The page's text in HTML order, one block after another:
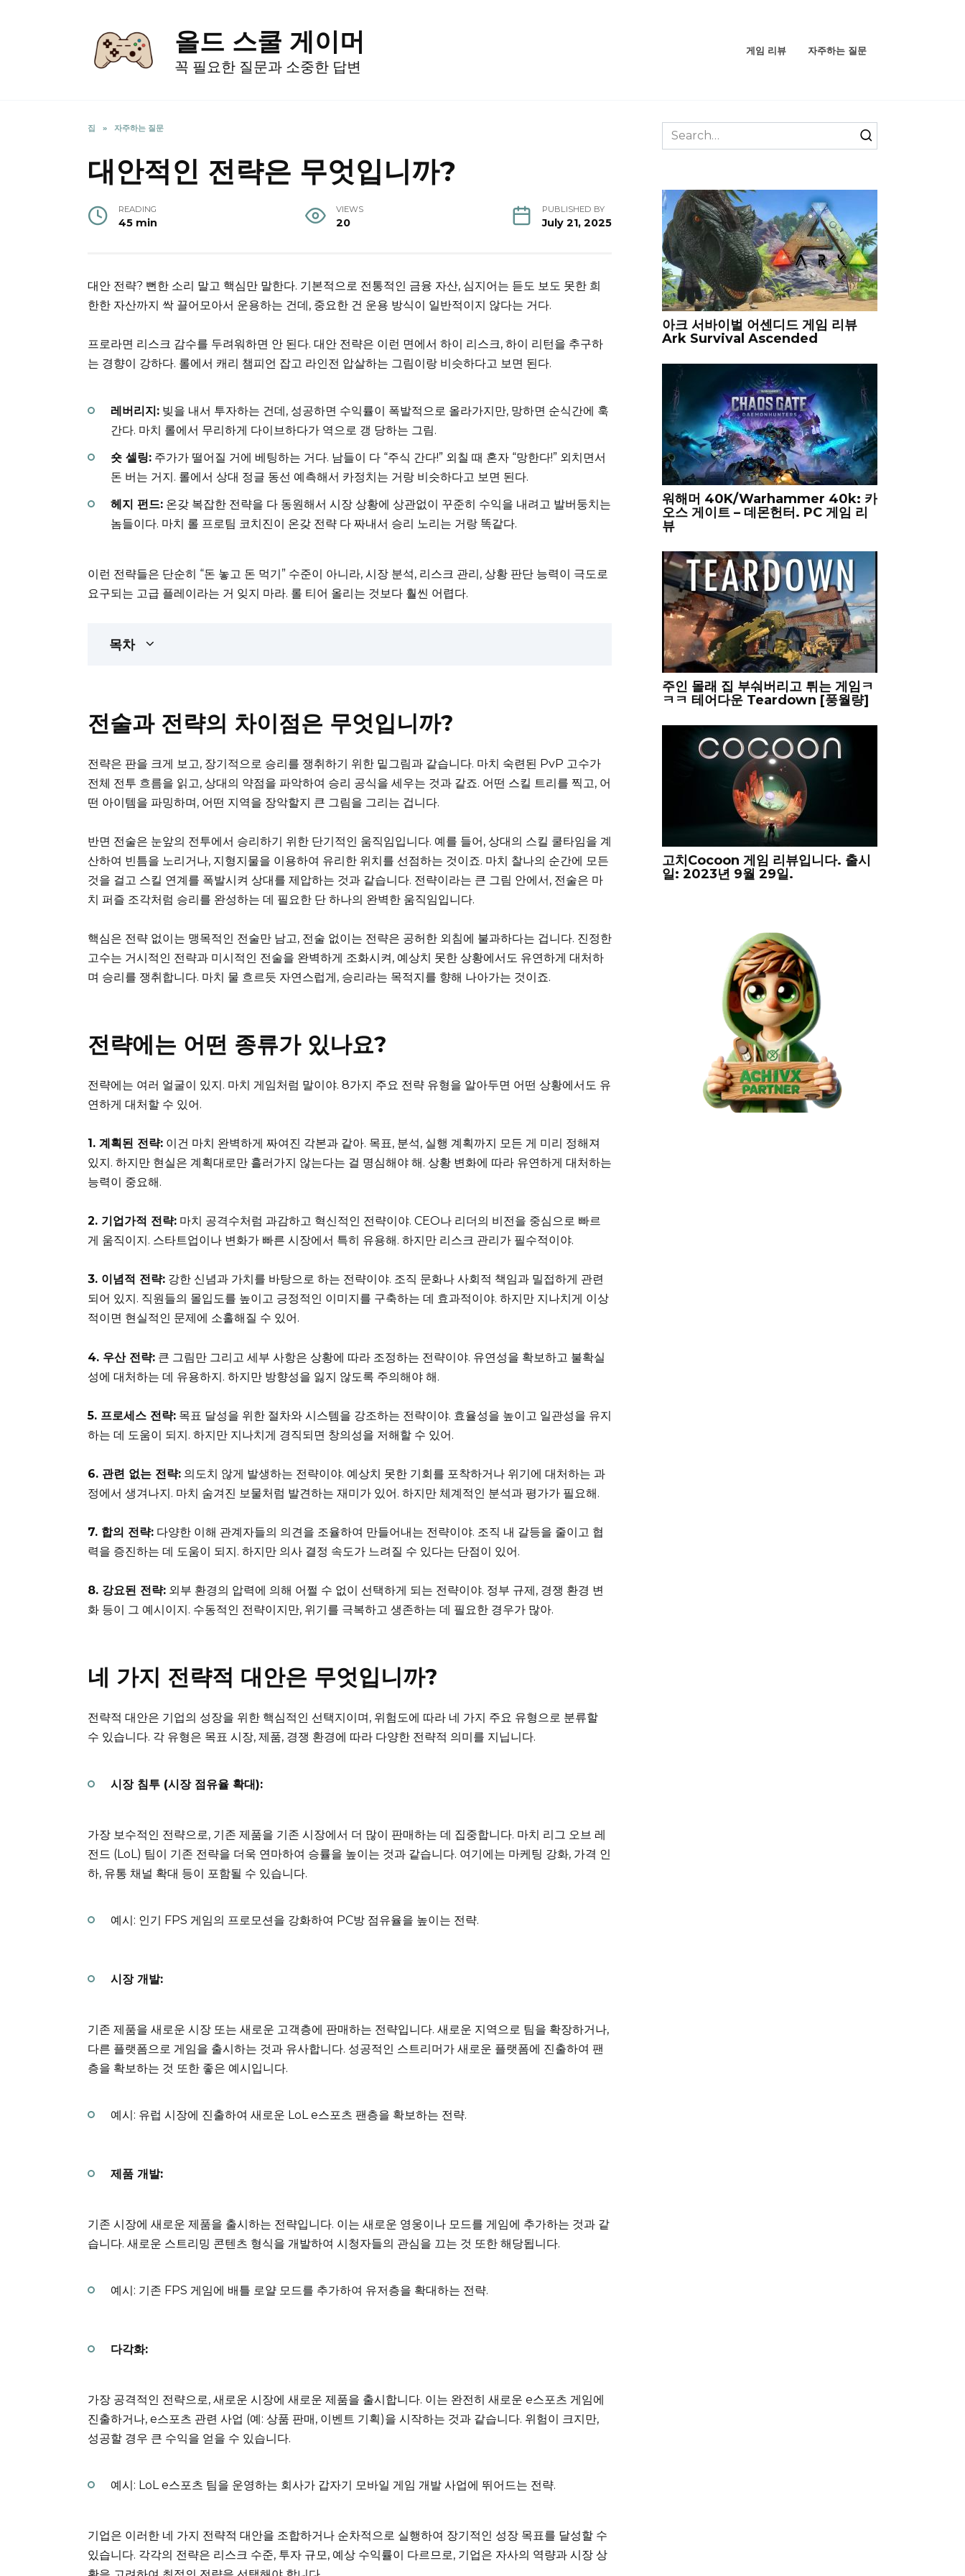
올드 스쿨 게이머
꼭 필요한 질문과 소중한 답변
게임 리뷰 자주하는 질문
집 » 자주하는 질문
대안적인 전략은 무엇입니까?
READING
45 min
VIEWS
20
PUBLISHED BY
July 21, 2025
대안 전략? 뻔한 소리 말고 핵심만 말한다. 기본적으로 전통적인 금융 자산, 심지어는 듣도 보도 못한 희
한한 자산까지 싹 끌어모아서 운용하는 건데, 중요한 건 운용 방식이 일반적이지 않다는 거다.
프로라면 리스크 감수를 두려워하면 안 된다. 대안 전략은 이런 면에서 하이 리스크, 하이 리턴을 추구하
는 경향이 강하다. 롤에서 캐리 챔피언 잡고 라인전 압살하는 그림이랑 비슷하다고 보면 된다.
레버리지: 빚을 내서 투자하는 건데, 성공하면 수익률이 폭발적으로 올라가지만, 망하면 순식간에 훅
간다. 마치 롤에서 무리하게 다이브하다가 역으로 갱 당하는 그림.
숏 셀링: 주가가 떨어질 거에 베팅하는 거다. 남들이 다 “주식 간다!” 외칠 때 혼자 “망한다!” 외치면서
돈 버는 거지. 롤에서 상대 정글 동선 예측해서 카정치는 거랑 비슷하다고 보면 된다.
헤지 펀드: 온갖 복잡한 전략을 다 동원해서 시장 상황에 상관없이 꾸준히 수익을 내려고 발버둥치는
놈들이다. 마치 롤 프로팀 코치진이 온갖 전략 다 짜내서 승리 노리는 거랑 똑같다.
이런 전략들은 단순히 “돈 놓고 돈 먹기” 수준이 아니라, 시장 분석, 리스크 관리, 상황 판단 능력이 극도로
요구되는 고급 플레이라는 거 잊지 마라. 롤 티어 올리는 것보다 훨씬 어렵다.
목차
전술과 전략의 차이점은 무엇입니까?
전략은 판을 크게 보고, 장기적으로 승리를 쟁취하기 위한 밑그림과 같습니다. 마치 숙련된 PvP 고수가
전체 전투 흐름을 읽고, 상대의 약점을 파악하여 승리 공식을 세우는 것과 같죠. 어떤 스킬 트리를 찍고, 어
떤 아이템을 파밍하며, 어떤 지역을 장악할지 큰 그림을 그리는 겁니다.
반면 전술은 눈앞의 전투에서 승리하기 위한 단기적인 움직임입니다. 예를 들어, 상대의 스킬 쿨타임을 계
산하여 빈틈을 노리거나, 지형지물을 이용하여 유리한 위치를 선점하는 것이죠. 마치 찰나의 순간에 모든
것을 걸고 스킬 연계를 폭발시켜 상대를 제압하는 것과 같습니다. 전략이라는 큰 그림 안에서, 전술은 마
치 퍼즐 조각처럼 승리를 완성하는 데 필요한 단 하나의 완벽한 움직임입니다.
핵심은 전략 없이는 맹목적인 전술만 남고, 전술 없이는 전략은 공허한 외침에 불과하다는 겁니다. 진정한
고수는 거시적인 전략과 미시적인 전술을 완벽하게 조화시켜, 예상치 못한 상황에서도 유연하게 대처하
며 승리를 쟁취합니다. 마치 물 흐르듯 자연스럽게, 승리라는 목적지를 향해 나아가는 것이죠.
전략에는 어떤 종류가 있나요?
전략에는 여러 얼굴이 있지. 마치 게임처럼 말이야. 8가지 주요 전략 유형을 알아두면 어떤 상황에서도 유
연하게 대처할 수 있어.
1. 계획된 전략: 이건 마치 완벽하게 짜여진 각본과 같아. 목표, 분석, 실행 계획까지 모든 게 미리 정해져
있지. 하지만 현실은 계획대로만 흘러가지 않는다는 걸 명심해야 해. 상황 변화에 따라 유연하게 대처하는
능력이 중요해.
2. 기업가적 전략: 마치 공격수처럼 과감하고 혁신적인 전략이야. CEO나 리더의 비전을 중심으로 빠르
게 움직이지. 스타트업이나 변화가 빠른 시장에서 특히 유용해. 하지만 리스크 관리가 필수적이야.
3. 이념적 전략: 강한 신념과 가치를 바탕으로 하는 전략이야. 조직 문화나 사회적 책임과 밀접하게 관련
되어 있지. 직원들의 몰입도를 높이고 긍정적인 이미지를 구축하는 데 효과적이야. 하지만 지나치게 이상
적이면 현실적인 문제에 소홀해질 수 있어.
4. 우산 전략: 큰 그림만 그리고 세부 사항은 상황에 따라 조정하는 전략이야. 유연성을 확보하고 불확실
성에 대처하는 데 유용하지. 하지만 방향성을 잃지 않도록 주의해야 해.
5. 프로세스 전략: 목표 달성을 위한 절차와 시스템을 강조하는 전략이야. 효율성을 높이고 일관성을 유지
하는 데 도움이 되지. 하지만 지나치게 경직되면 창의성을 저해할 수 있어.
6. 관련 없는 전략: 의도치 않게 발생하는 전략이야. 예상치 못한 기회를 포착하거나 위기에 대처하는 과
정에서 생겨나지. 마치 숨겨진 보물처럼 발견하는 재미가 있어. 하지만 체계적인 분석과 평가가 필요해.
7. 합의 전략: 다양한 이해 관계자들의 의견을 조율하여 만들어내는 전략이야. 조직 내 갈등을 줄이고 협
력을 증진하는 데 도움이 되지. 하지만 의사 결정 속도가 느려질 수 있다는 단점이 있어.
8. 강요된 전략: 외부 환경의 압력에 의해 어쩔 수 없이 선택하게 되는 전략이야. 정부 규제, 경쟁 환경 변
화 등이 그 예시이지. 수동적인 전략이지만, 위기를 극복하고 생존하는 데 필요한 경우가 많아.
네 가지 전략적 대안은 무엇입니까?
전략적 대안은 기업의 성장을 위한 핵심적인 선택지이며, 위험도에 따라 네 가지 주요 유형으로 분류할
수 있습니다. 각 유형은 목표 시장, 제품, 경쟁 환경에 따라 다양한 전략적 의미를 지닙니다.
시장 침투 (시장 점유율 확대):
가장 보수적인 전략으로, 기존 제품을 기존 시장에서 더 많이 판매하는 데 집중합니다. 마치 리그 오브 레
전드 (LoL) 팀이 기존 전략을 더욱 연마하여 승률을 높이는 것과 같습니다. 여기에는 마케팅 강화, 가격 인
하, 유통 채널 확대 등이 포함될 수 있습니다.
예시: 인기 FPS 게임의 프로모션을 강화하여 PC방 점유율을 높이는 전략.
시장 개발:
기존 제품을 새로운 시장 또는 새로운 고객층에 판매하는 전략입니다. 새로운 지역으로 팀을 확장하거나,
다른 플랫폼으로 게임을 출시하는 것과 유사합니다. 성공적인 스트리머가 새로운 플랫폼에 진출하여 팬
층을 확보하는 것 또한 좋은 예시입니다.
예시: 유럽 시장에 진출하여 새로운 LoL e스포츠 팬층을 확보하는 전략.
제품 개발:
기존 시장에 새로운 제품을 출시하는 전략입니다. 이는 새로운 영웅이나 모드를 게임에 추가하는 것과 같
습니다. 새로운 스트리밍 콘텐츠 형식을 개발하여 시청자들의 관심을 끄는 것 또한 해당됩니다.
예시: 기존 FPS 게임에 배틀 로얄 모드를 추가하여 유저층을 확대하는 전략.
다각화:
가장 공격적인 전략으로, 새로운 시장에 새로운 제품을 출시합니다. 이는 완전히 새로운 e스포츠 게임에
진출하거나, e스포츠 관련 사업 (예: 상품 판매, 이벤트 기획)을 시작하는 것과 같습니다. 위험이 크지만,
성공할 경우 큰 수익을 얻을 수 있습니다.
예시: LoL e스포츠 팀을 운영하는 회사가 갑자기 모바일 게임 개발 사업에 뛰어드는 전략.
기업은 이러한 네 가지 전략적 대안을 조합하거나 순차적으로 실행하여 장기적인 성장 목표를 달성할 수
있습니다. 각각의 전략은 리스크 수준, 투자 규모, 예상 수익률이 다르므로, 기업은 자사의 역량과 시장 상
Search
for:
아크 서바이벌 어센디드 게임 리뷰
Ark Survival Ascended
워해머 40K/Warhammer 40k: 카
오스 게이트 – 데몬헌터. PC 게임 리
뷰
주인 몰래 집 부숴버리고 튀는 게임ㅋ
ㅋㅋ 테어다운 Teardown [풍월량]
고치Cocoon 게임 리뷰입니다. 출시
일: 2023년 9월 29일.